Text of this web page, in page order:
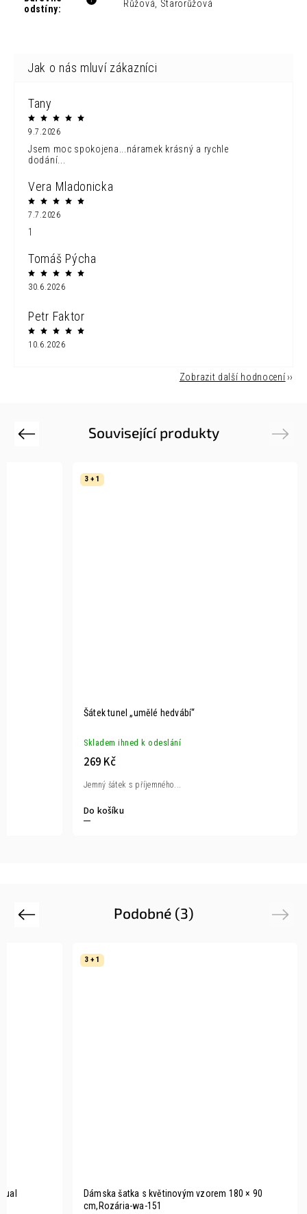
odstíny: Růžová, Starorůžová
Tany
9.7.2026
Jsem moc spokojena...náramek krásný a rychle
dodání...
Vera Mladonicka
7.7.2026
1
Tomáš Pýcha
30.6.2026
Petr Faktor
10.6.2026
Zobrazit další hodnocení
Související produkty
Previous
3 + 1
Šátek tunel „umělé hedvábí“
Skladem ihned k odeslání
269 Kč
Do košíku
Jemný šátek s příjemného...
Next
Podobné (3)
Previous
3 + 1
Dámska šatka s květinovým vzorem 180 × 90
cm,Rozária-wa-151
Next